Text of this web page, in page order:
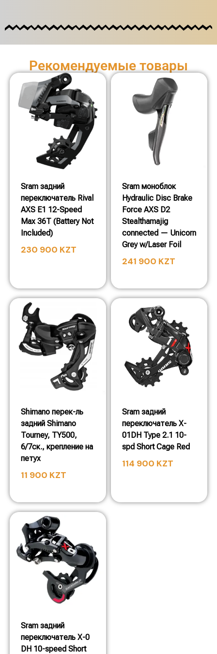
Рекомендуемые товары
Sram задний
переключатель Rival
AXS E1 12-Speed
Max 36T (Battery Not
Included)
230 900 KZT
Sram моноблок
Hydraulic Disc Brake
Force AXS D2
Stealthamajig
connected — Unicorn
Grey w/Laser Foil
241 900 KZT
Shimano перек-ль
задний Shimano
Tourney, TY500,
6/7ск., крепление на
петух
11 900 KZT
Sram задний
переключатель X-
01DH Type 2.1 10-
spd Short Cage Red
114 900 KZT
Sram задний
переключатель X-0
DH 10-speed Short